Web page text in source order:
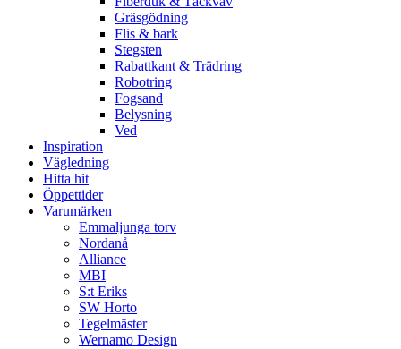
Gräsgödning
Flis & bark
Stegsten
Rabattkant & Trädring
Robotring
Fogsand
Belysning
Ved
Inspiration
Vägledning
Hitta hit
Öppettider
Varumärken
Emmaljunga torv
Nordanå
Alliance
MBI
S:t Eriks
SW Horto
Tegelmäster
Wernamo Design